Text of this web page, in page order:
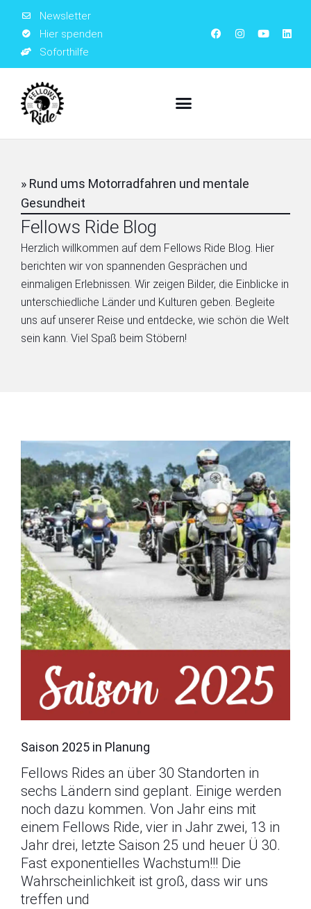
Newsletter
Hier spenden
Soforthilfe
» Rund ums Motorradfahren und mentale
Gesundheit
Fellows Ride Blog
Herzlich willkommen auf dem Fellows Ride Blog. Hier
berichten wir von spannenden Gesprächen und
einmaligen Erlebnissen. Wir zeigen Bilder, die Einblicke in
unterschiedliche Länder und Kulturen geben. Begleite
uns auf unserer Reise und entdecke, wie schön die Welt
sein kann. Viel Spaß beim Stöbern!
Saison 2025 in Planung
Fellows Rides an über 30 Standorten in
sechs Ländern sind geplant. Einige werden
noch dazu kommen. Von Jahr eins mit
einem Fellows Ride, vier in Jahr zwei, 13 in
Jahr drei, letzte Saison 25 und heuer Ü 30.
Fast exponentielles Wachstum!!! Die
Wahrscheinlichkeit ist groß, dass wir uns
treffen und